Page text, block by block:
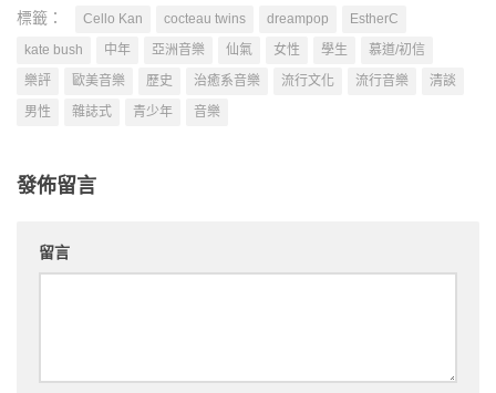
標籤： Cello Kan cocteau twins dreampop
EstherC
kate bush
中年 亞洲音樂 仙氣 女性 學生
慕道/初信
樂評
歐美音樂 歷史 治癒系音樂 流行文化 流行音樂
清談
男性
雜誌式 青少年 音樂
發佈留言
留言